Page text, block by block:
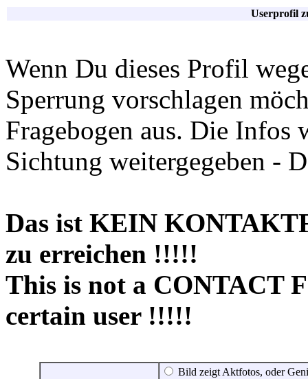
Userprofil
Wenn Du dieses Profil
Sperrung vorschlagen
Fragebogen aus. Die Infos
Sichtung weitergegeben -
Das ist KEIN
zu erreichen !!!!!
This is not a CONTACT
certain user !!!!!
Bild zeigt Aktfotos, oder